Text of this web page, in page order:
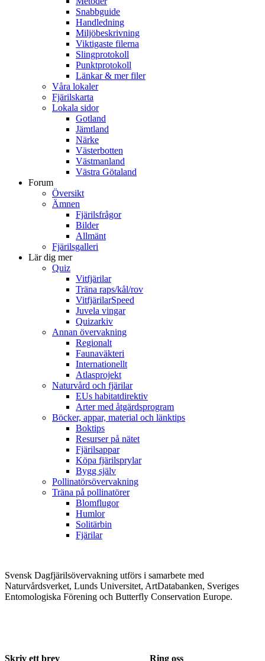
Snabbguide
Handledning
Miljöbeskrivning
Viktigaste filerna
Slingprotokoll
Punktprotokoll
Länkar & mer filer
Våra lokaler
Fjärilskarta
Lokala sidor
Gotland
Jämtland
Närke
Västerbotten
Västmanland
Västra Götaland
Forum
Översikt
Ämnen
Fjärilsfrågor
Bilder
Allmänt
Fjärilsgalleri
Lär dig mer
Quiz
Vitfjärilar
Träna raps/kål/rov
VitfjärilarSpeed
Juvela vingar
Quizarkiv
Annan övervakning
Regionalt
Faunaväkteri
Internationellt
Atlasprojekt
Naturvård och fjärilar
EUs habitatdirektiv
Arter med åtgärdsprogram
Böcker, appar, material och länktips
Boktips
Resurser på nätet
Fjärilsappar
Köpa fjärilsprylar
Bygg själv
Pollinatörsövervakning
Träna på pollinatörer
Blomflugor
Humlor
Solitärbin
Fjärilar
Svensk Dagfjärilsövervakning utförs i samarbete med
Naturvårdsverket, Lunds Universitet, ArtDatabanken, Sveriges
Entomologiska Förening och Butterfly Conservation Europe.
Skriv ett brev Ring oss